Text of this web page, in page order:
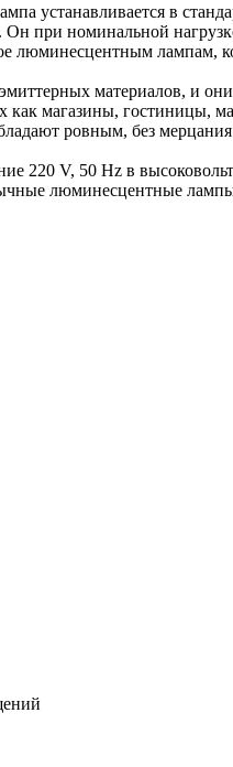
устанавливается в
при номинальной
люминесцентным лампам,
материалов, и
магазины, гостиницы,
ровным, без
220 V, 50 Hz в
люминесцентные